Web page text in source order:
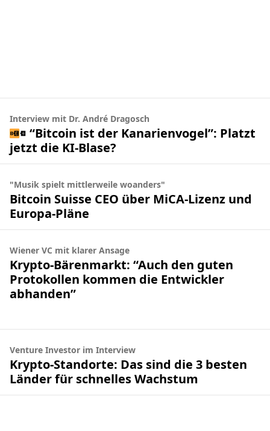
Interview mit Dr. André Dragosch
“Bitcoin ist der Kanarienvogel”: Platzt
jetzt die KI-Blase?
"Musik spielt mittlerweile woanders"
Bitcoin Suisse CEO über MiCA-Lizenz und
Europa-Pläne
Wiener VC mit klarer Ansage
Krypto-Bärenmarkt: “Auch den guten
Protokollen kommen die Entwickler
abhanden”
Venture Investor im Interview
Krypto-Standorte: Das sind die 3 besten
Länder für schnelles Wachstum